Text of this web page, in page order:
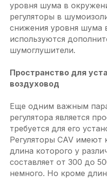
уровня шума в
регуляторы в
снижения уровня шума
используются
шумоглушители.
Пространство для
воздуховод
Еще одним важным
регулятора является
требуется для его
Регуляторы CAV имеют
длина которого у
составляет от 300 до
немного. Но кроме